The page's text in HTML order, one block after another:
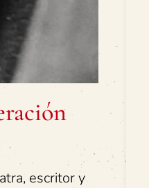
escritor y